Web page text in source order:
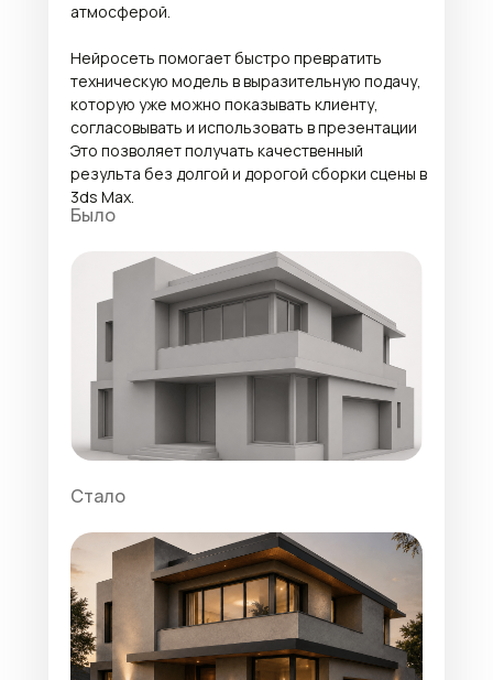
атмосферой.
Нейросеть помогает быстро превратить
техническую модель в выразительную подачу,
которую уже можно показывать клиенту,
согласовывать и использовать в презентации
Это позволяет получать качественный
результа без долгой и дорогой сборки сцены в
3ds Max.
Стало
Было